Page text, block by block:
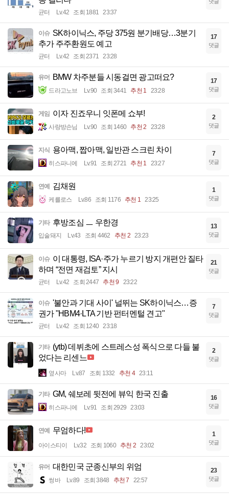
균터 Lv.42 조회 1881 23:37
이슈 SK하이닉스, 주당 375원 분기배당…3분기
추가 주주환원도 예고
균터 Lv.42 조회 2371 23:28
17
댓글
유머 BMW 차주분들 시동걸면 광고떠요?
드라고노브 Lv.90 조회 3441 추천 1 23:28
17
댓글
게임 이자 진죠우니 잇폰메 쇼부!
사랑방손님 Lv.90 조회 1460 추천 2 23:28
2
댓글
지식 용아맥, 짭아맥, 일반관 스크린 차이
히스파니에 Lv.91 조회 2721 추천 1 23:27
7
댓글
연예 김채원
케를로스 Lv.86 조회 1176 추천 1 23:25
1
댓글
기타 후방조심 ㅡ 우한경
입술돼지 Lv.43 조회 4462 추천 2 23:23
13
댓글
이슈 이 대통령, ISA·주가 누르기 방지 개편안 질타
하며 “전면 재검토” 지시
균터 Lv.42 조회 2447 추천 9 23:22
21
댓글
이슈 '불안과 기대 사이' 널뛰는 SK하이닉스…증
권가 "HBM4·LTA 기반 펀터멘털 견고"
균터 Lv.42 조회 1240 23:18
7
댓글
기타 (ytb) 데뷔초에 스트레스성 폭식으로 다들 불
었다는 리센느
옆사마 Lv.87 조회 1332 추천 4 23:11
2
댓글
기타 GM, 쉐보레 뒷전에 뷰익 한국 진출
히스파니에 Lv.91 조회 2929 23:03
16
댓글
연예 무엄하다!
아이스티이 Lv.32 조회 1060 추천 2 23:02
1
댓글
유머 대한민국 군종신부의 위엄
썽바 Lv.89 조회 3848 추천 7 22:57
23
댓글